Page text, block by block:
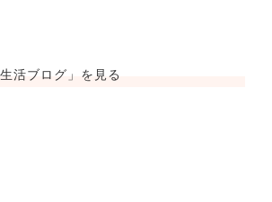
活ブログ」を見る